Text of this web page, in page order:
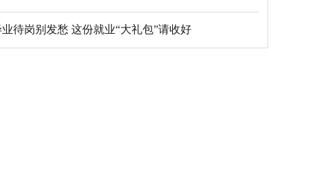
毕业待岗别发愁 这份就业“大礼包”请收好